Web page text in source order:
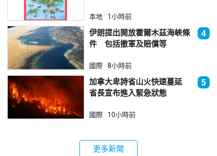
本地 1小時前
伊朗提出開放霍爾木茲海峽條
件 包括撤軍及賠償等
4
國際 8小時前
加拿大卑詩省山火快速蔓延
省長宣布進入緊急狀態
5
國際 10小時前
更多新聞